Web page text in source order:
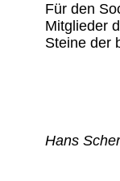
Für den
Mitglieder
Steine der
Hans